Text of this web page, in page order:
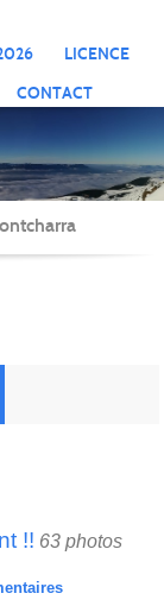
LICENCE
CONTACT
!! 63 photos